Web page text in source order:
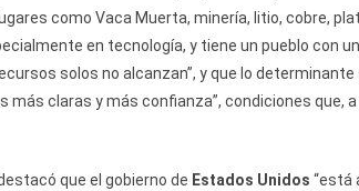
como Vaca Muerta, minería, litio, cobre,
en tecnología, y tiene un pueblo con
solos no alcanzan”, y que lo
más claras y más confianza”, condiciones que,
que el gobierno de Estados Unidos “está